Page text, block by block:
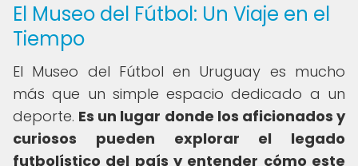
El Museo del Fútbol: Un Viaje en el
Tiempo
El Museo del Fútbol en Uruguay es mucho
más que un simple espacio dedicado a un
deporte. Es un lugar donde los aficionados y
curiosos pueden explorar el legado
futbolístico del país y entender cómo este